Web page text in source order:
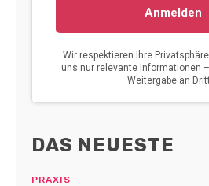
DAS NEUESTE
PRAXIS